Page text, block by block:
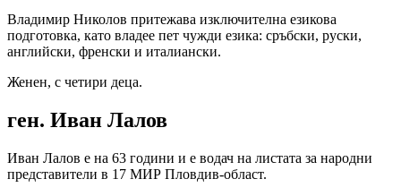
Владимир Николов притежава изключителна езикова
подготовка, като владее пет чужди езика: сръбски, руски,
английски, френски и италиански.
Женен, с четири деца.
ген. Иван Лалов
Иван Лалов е на 63 години и е водач на листата за народни
представители в 17 МИР Пловдив-област.